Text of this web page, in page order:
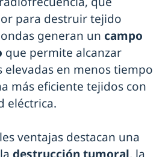
para destruir tejido
generan un campo
que permite alcanzar
en menos tiempo
más eficiente tejidos con
eléctrica.
ventajas destacan una